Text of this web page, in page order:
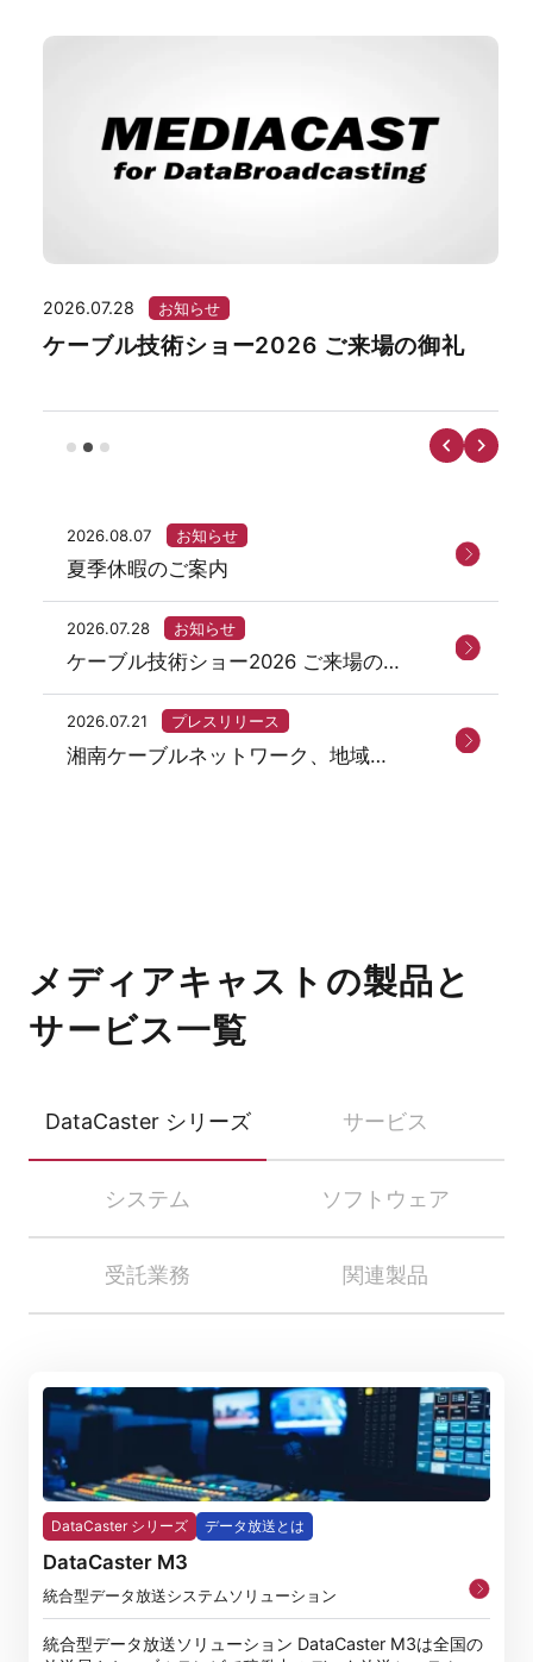
2026.08.07 お知らせ
夏季休暇のご案内
2026.07.28 お知らせ
ケーブル技術ショー2026 ご来場の御
礼
2026.07.21 プレスリリース
湘南ケーブルネットワーク、地域ネ
2026.07.28 お知らせ
ケーブル技術ショー2026 ご来場の御礼
メディアキャストの製品と
サービス一覧
DataCaster シリーズ サービス
システム ソフトウェア
受託業務 関連製品
DataCaster シリーズ データ放送とは
DataCaster M3
統合型データ放送システムソリューション
統合型データ放送ソリューション DataCaster M3は全国の